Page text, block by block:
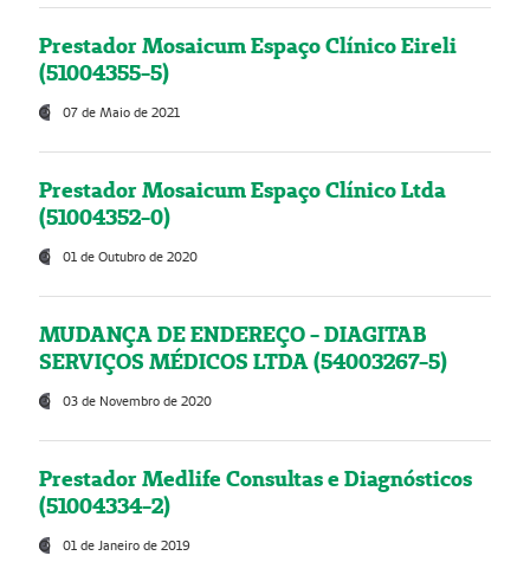
Prestador Mosaicum Espaço Clínico Eireli
(51004355-5)
07 de Maio de 2021
Prestador Mosaicum Espaço Clínico Ltda
(51004352-0)
01 de Outubro de 2020
MUDANÇA DE ENDEREÇO - DIAGITAB
SERVIÇOS MÉDICOS LTDA (54003267-5)
03 de Novembro de 2020
Prestador Medlife Consultas e Diagnósticos
(51004334-2)
01 de Janeiro de 2019